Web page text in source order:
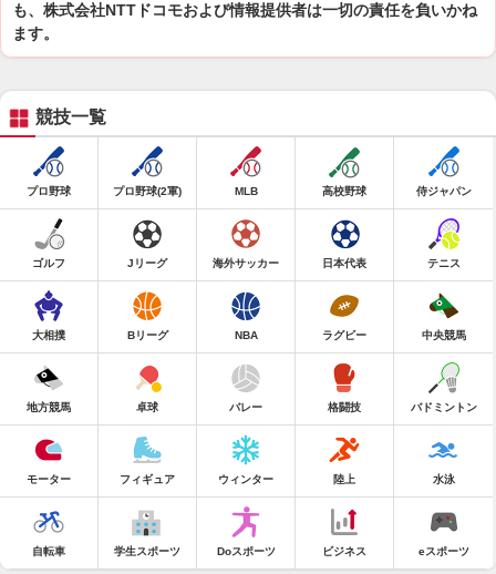
も、株式会社NTTドコモおよび情報提供者は一切の責任を負いかね
ます。
競技一覧
プロ野球 プロ野球(2軍) MLB 高校野球 侍ジャパン
ゴルフ Jリーグ 海外サッカー 日本代表 テニス
大相撲 Bリーグ NBA ラグビー 中央競馬
地方競馬 卓球 バレー 格闘技 バドミントン
モーター フィギュア ウィンター 陸上 水泳
自転車 学生スポーツ Doスポーツ ビジネス eスポーツ